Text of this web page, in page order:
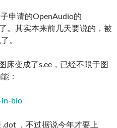
申请的OpenAudio的
。其实本来前几天要说的，被
。
床变成了s.ee，已经不限于图
：
in-bio
，不过据说今年才要上